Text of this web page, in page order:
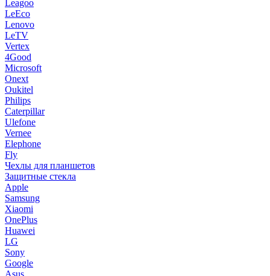
Leagoo
LeEco
Lenovo
LeTV
Vertex
4Good
Microsoft
Onext
Oukitel
Philips
Caterpillar
Ulefone
Vernee
Elephone
Fly
Чехлы для планшетов
Защитные стекла
Apple
Samsung
Xiaomi
OnePlus
Huawei
LG
Sony
Google
Asus